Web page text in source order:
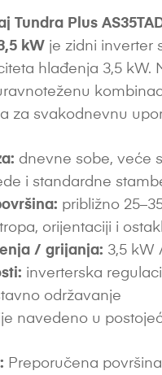
Tundra Plus
kW je zidni inverter
hlađenja 3,5 kW.
za svakodnevnu
dnevne sobe, veće
i standardne
približno
orijentaciji i
/ grijanja: 3,5 kW
inverterska
održavanje
navedeno u
Preporučena